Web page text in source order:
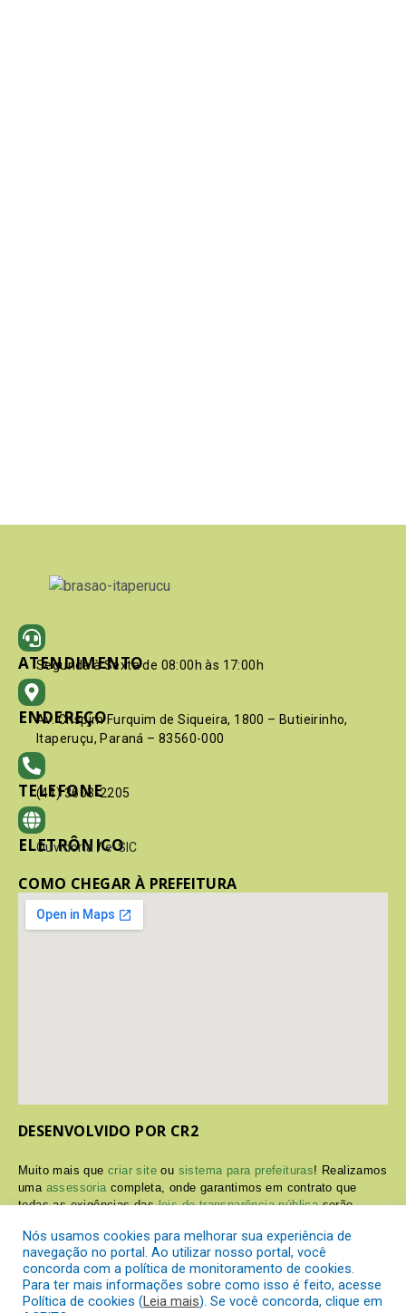
ATENDIMENTO
Segunda à Sexta de 08:00h às 17:00h
ENDEREÇO
Av. Crispim Furquim de Siqueira, 1800 – Butieirinho,
Itaperuçu, Paraná – 83560-000
TELEFONE
(41) 3603-2205
ELETRÔNICO
Ouvidoria / e-SIC
COMO CHEGAR À PREFEITURA
DESENVOLVIDO POR CR2
Muito mais quecriar site ou sistema para prefeituras! Realizamos
uma assessoria completa, onde garantimos em contrato que
todas as exigências dasleis de transparência públicaserão
Conheça oPNTPe oRadar da Transparência Pública
Nós usamos cookies para melhorar sua experiência de
navegação no portal. Ao utilizar nosso portal, você
concorda com a política de monitoramento de cookies.
Para ter mais informações sobre como isso é feito, acesse
Política de cookies (Leia mais). Se você concorda, clique em